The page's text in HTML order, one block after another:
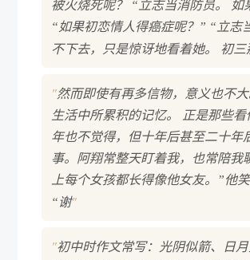
被火烧死呢？ “立志当消防员。
“如果初恋情人得癌症呢？” “立
不下去，只是惊讶地看着她。 初
"然而即使有再多信物，意义也不
生活中所累积的记忆。 正是那些
年也不觉得，但十年后甚至二十年
事。阿翔常整天盯着我，也常陪我
上每个女孩都长得像他女友。”他
“谢"
"初中时作文常写：光阴似箭、日